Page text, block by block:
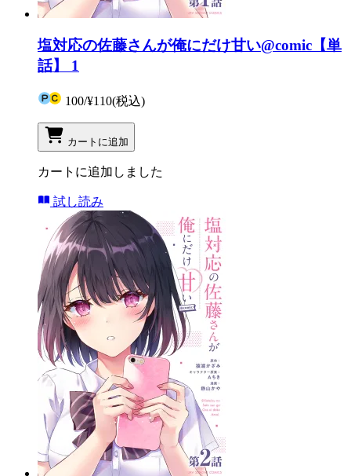
塩対応の佐藤さんが俺にだけ甘い@comic【単
話】 1
100/¥110(税込)
カートに追加
カートに追加しました
試し読み